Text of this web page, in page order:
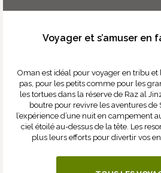
Voyager et s’amuser en
Oman est idéal pour voyager en tribu
pas, pour les petits comme pour les
les tortues dans la réserve de Raz al
boutre pour revivre les aventures de
l’expérience d’une nuit en campement
ciel étoilé au-dessus de la tête. Les
plus leurs efforts pour divertir vos